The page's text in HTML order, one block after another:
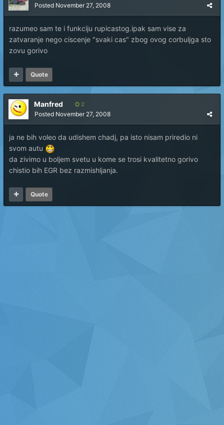
Posted November 27, 2008
razumeo sam te i funkciju rupicastog.ipak sam vise za
zatvaranje nego ciscenje "svaki cas" zbog ovog corbuljga sto
zovu gorivo
Quote
Manfred 2
Posted November 27, 2008
ja ne bih voleo da udishem chadj, pa isto nisam priredio ni
svom autu
da zivimo u boljem svetu u kome se trosi kvalitetno gorivo
chistio bih EGR bez razmishljanja.
Quote